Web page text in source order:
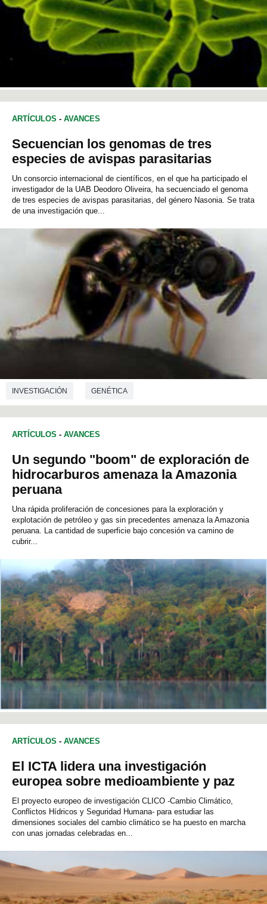
ARTÍCULOS - AVANCES
Secuencian los genomas de tres
especies de avispas parasitarias
Un consorcio internacional de científicos, en el que ha participado el
investigador de la UAB Deodoro Oliveira, ha secuenciado el genoma
de tres especies de avispas parasitarias, del género Nasonia. Se trata
de una investigación que...
INVESTIGACIÓN GENÉTICA
ARTÍCULOS - AVANCES
Un segundo "boom" de exploración de
hidrocarburos amenaza la Amazonia
peruana
Una rápida proliferación de concesiones para la exploración y
explotación de petróleo y gas sin precedentes amenaza la Amazonia
peruana. La cantidad de superficie bajo concesión va camino de
cubrir...
ARTÍCULOS - AVANCES
El ICTA lidera una investigación
europea sobre medioambiente y paz
El proyecto europeo de investigación CLICO -Cambio Climático,
Conflictos Hídricos y Seguridad Humana- para estudiar las
dimensiones sociales del cambio climático se ha puesto en marcha
con unas jornadas celebradas en...